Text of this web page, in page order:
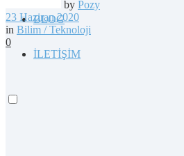
BLOG
İLETİŞİM
by Pozy
23 Haziran 2020
in Bilim / Teknoloji
0